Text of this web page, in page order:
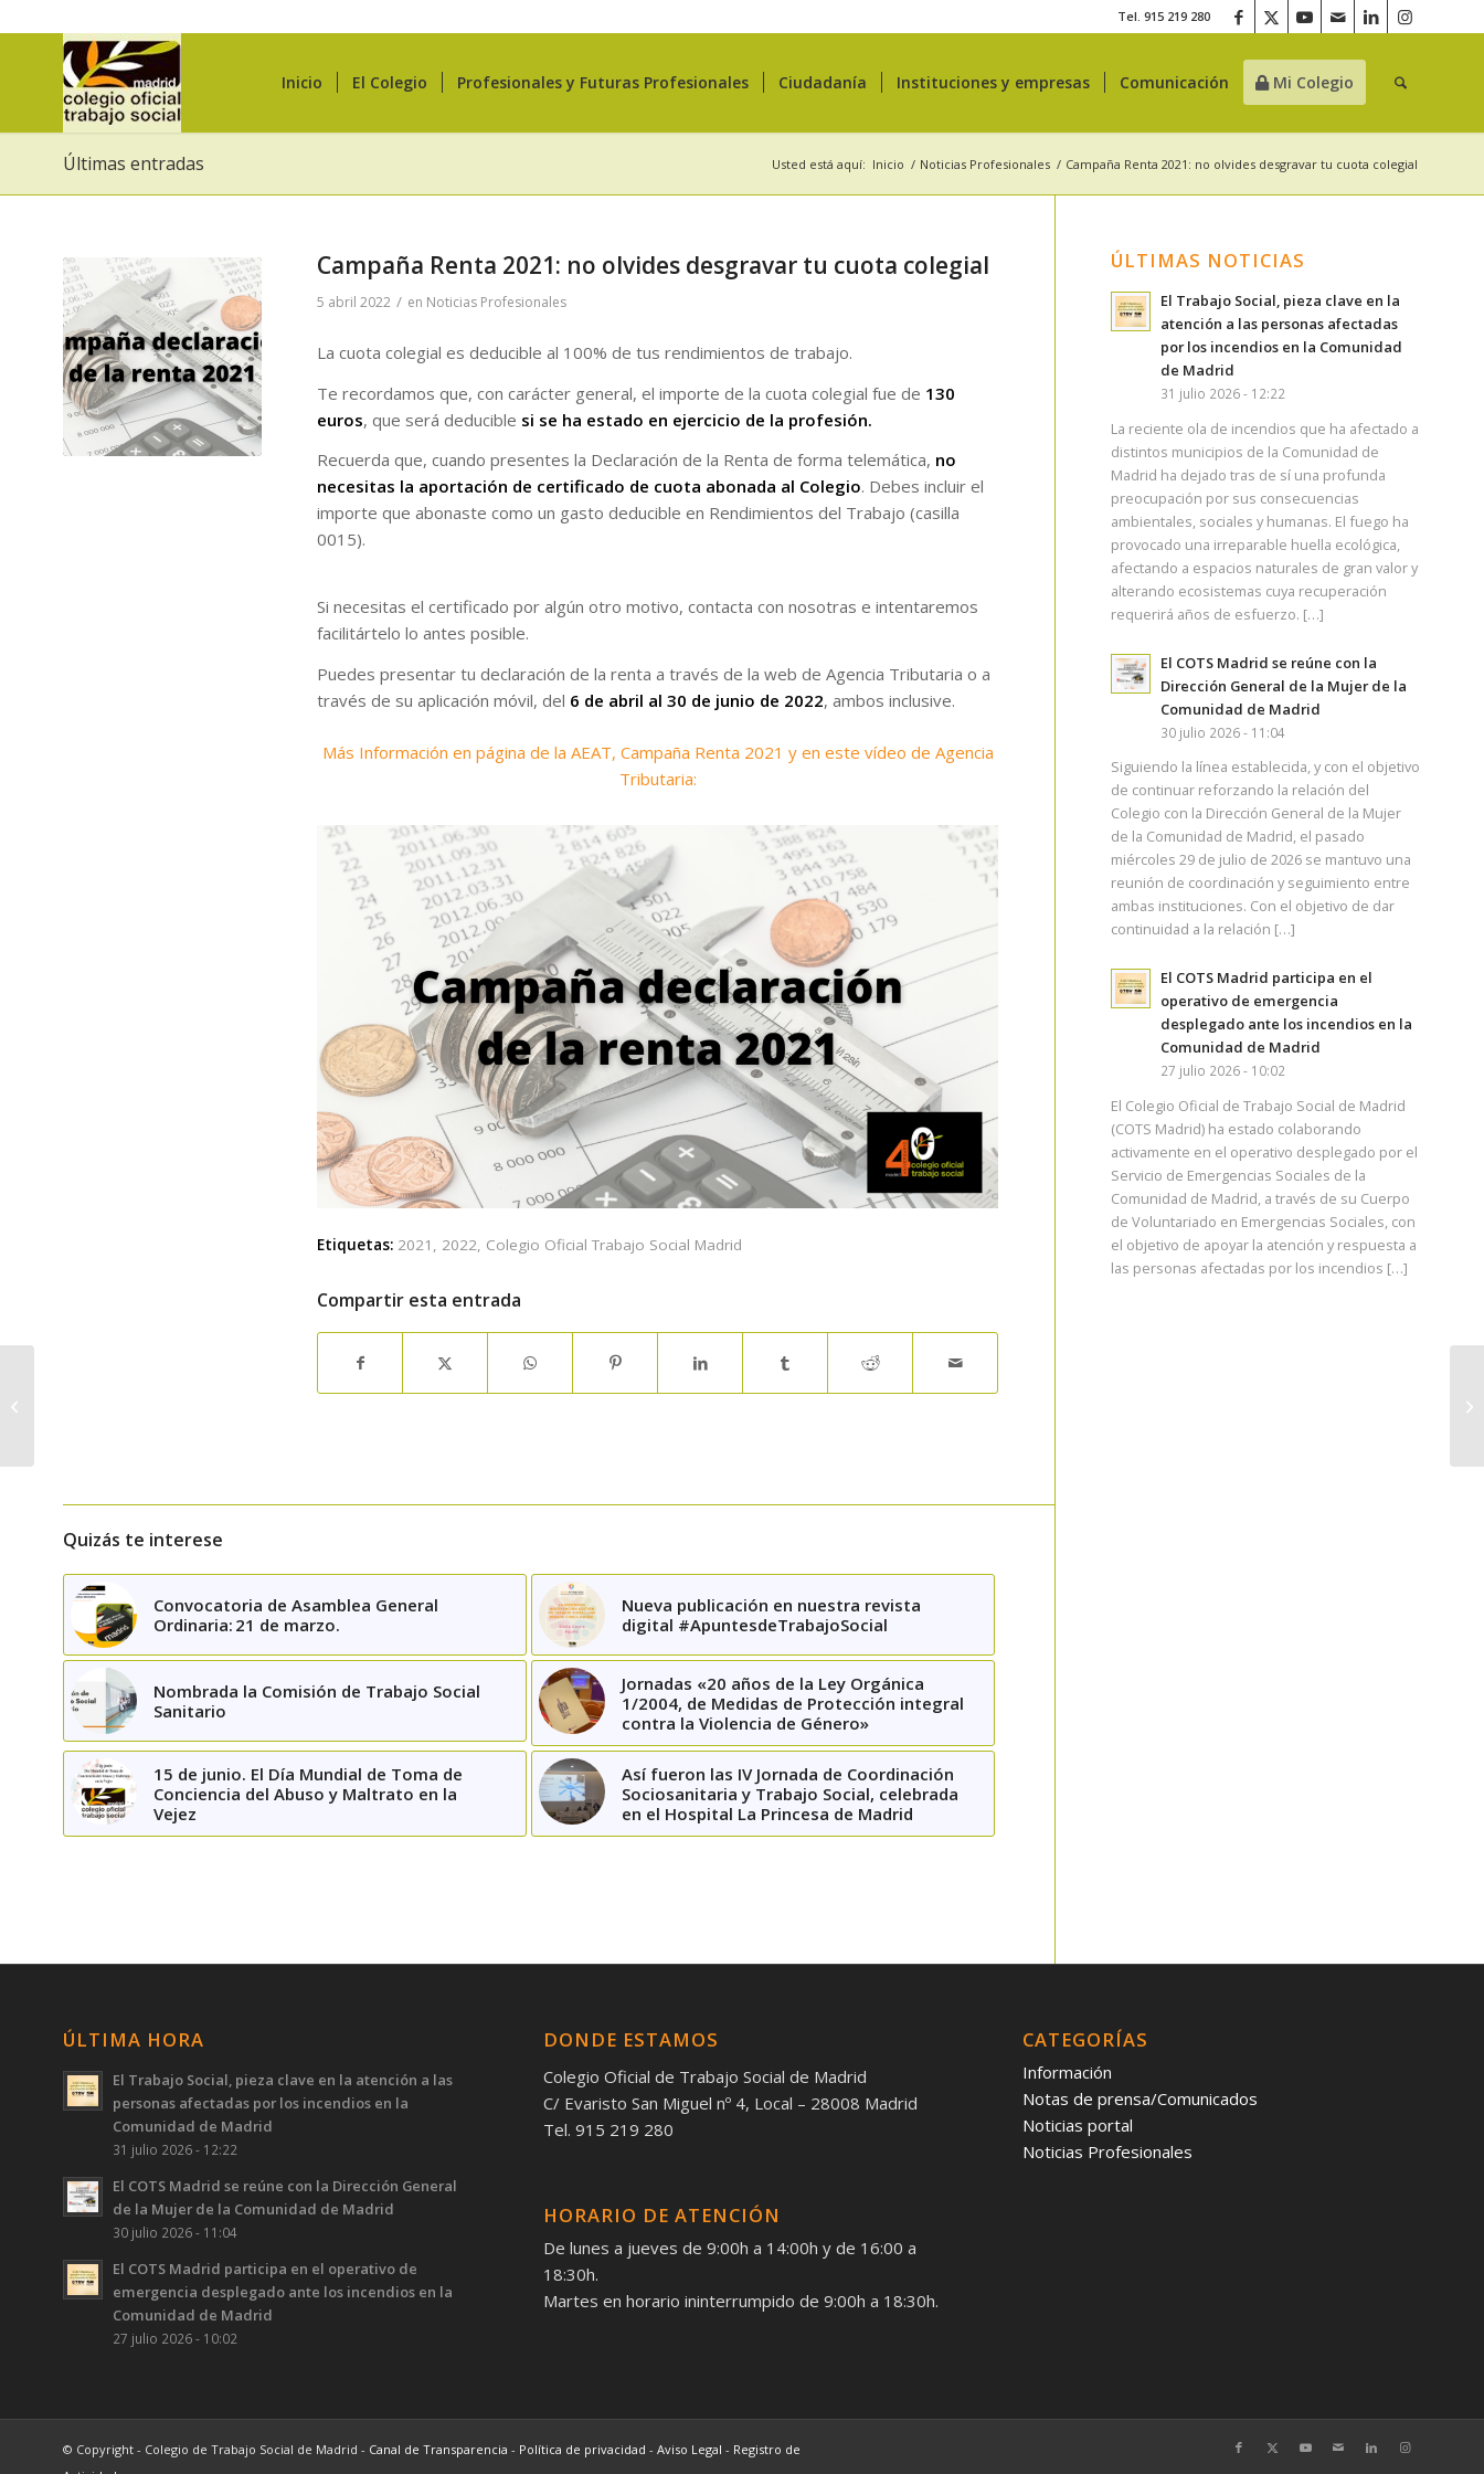
Tel. 915 219 280
Inicio El Colegio Profesionales y Futuras Profesionales Ciudadanía Instituciones y empresas Comunicación Mi Colegio
Últimas entradas Usted está aquí: Inicio / Noticias Profesionales / Campaña Renta 2021: no olvides desgravar tu cuota colegial
Campaña Renta 2021: no olvides desgravar tu cuota colegial
5 abril 2022 / en Noticias Profesionales
La cuota colegial es deducible al 100% de tus rendimientos de trabajo.
Te recordamos que, con carácter general, el importe de la cuota colegial fue de 130
euros, que será deducible si se ha estado en ejercicio de la profesión.
Recuerda que, cuando presentes la Declaración de la Renta de forma telemática, no
necesitas la aportación de certificado de cuota abonada al Colegio. Debes incluir el
importe que abonaste como un gasto deducible en Rendimientos del Trabajo (casilla
0015).
Si necesitas el certificado por algún otro motivo, contacta con nosotras e intentaremos
facilitártelo lo antes posible.
Puedes presentar tu declaración de la renta a través de la web de Agencia Tributaria o a
través de su aplicación móvil, del 6 de abril al 30 de junio de 2022, ambos inclusive.
Más Información en página de la AEAT, Campaña Renta 2021 y en este vídeo de Agencia
Tributaria:
Etiquetas: 2021 2022 Colegio Oficial Trabajo Social Madrid
Compartir esta entrada
Quizás te interese
Convocatoria de Asamblea General
Ordinaria: 21 de marzo.
Nueva publicación en nuestra revista
digital #ApuntesdeTrabajoSocial
Nombrada la Comisión de Trabajo Social
Sanitario
Jornadas «20 años de la Ley Orgánica
1/2004, de Medidas de Protección integral
contra la Violencia de Género»
15 de junio. El Día Mundial de Toma de
Conciencia del Abuso y Maltrato en la
Vejez
Así fueron las IV Jornada de Coordinación
Sociosanitaria y Trabajo Social, celebrada
en el Hospital La Princesa de Madrid
ÚLTIMAS NOTICIAS
El Trabajo Social, pieza clave en la
atención a las personas afectadas
por los incendios en la Comunidad
de Madrid
31 julio 2026 - 12:22
La reciente ola de incendios que ha afectado a
distintos municipios de la Comunidad de
Madrid ha dejado tras de sí una profunda
preocupación por sus consecuencias
ambientales, sociales y humanas. El fuego ha
provocado una irreparable huella ecológica,
afectando a espacios naturales de gran valor y
alterando ecosistemas cuya recuperación
requerirá años de esfuerzo. […]
El COTS Madrid se reúne con la
Dirección General de la Mujer de la
Comunidad de Madrid
30 julio 2026 - 11:04
Siguiendo la línea establecida, y con el objetivo
de continuar reforzando la relación del
Colegio con la Dirección General de la Mujer
de la Comunidad de Madrid, el pasado
miércoles 29 de julio de 2026 se mantuvo una
reunión de coordinación y seguimiento entre
ambas instituciones. Con el objetivo de dar
continuidad a la relación […]
El COTS Madrid participa en el
operativo de emergencia
desplegado ante los incendios en la
Comunidad de Madrid
27 julio 2026 - 10:02
El Colegio Oficial de Trabajo Social de Madrid
(COTS Madrid) ha estado colaborando
activamente en el operativo desplegado por el
Servicio de Emergencias Sociales de la
Comunidad de Madrid, a través de su Cuerpo
de Voluntariado en Emergencias Sociales, con
el objetivo de apoyar la atención y respuesta a
las personas afectadas por los incendios […]
ÚLTIMA HORA
El Trabajo Social, pieza clave en la atención a las
personas afectadas por los incendios en la
Comunidad de Madrid
31 julio 2026 - 12:22
El COTS Madrid se reúne con la Dirección General
de la Mujer de la Comunidad de Madrid
30 julio 2026 - 11:04
El COTS Madrid participa en el operativo de
emergencia desplegado ante los incendios en la
Comunidad de Madrid
27 julio 2026 - 10:02
DONDE ESTAMOS
Colegio Oficial de Trabajo Social de Madrid
C/ Evaristo San Miguel nº 4, Local – 28008 Madrid
Tel. 915 219 280
HORARIO DE ATENCIÓN
De lunes a jueves de 9:00h a 14:00h y de 16:00 a
18:30h.
Martes en horario ininterrumpido de 9:00h a 18:30h.
CATEGORÍAS
Información
Notas de prensa/Comunicados
Noticias portal
Noticias Profesionales
© Copyright - Colegio de Trabajo Social de Madrid - Canal de Transparencia - Política de privacidad - Aviso Legal - Registro de